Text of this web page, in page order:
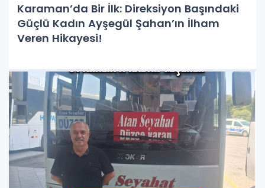
Karaman’da Bir İlk: Direksiyon Başındaki
Güçlü Kadın Ayşegül Şahan’ın İlham
Veren Hikayesi!